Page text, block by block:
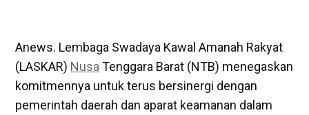
Anews. Lembaga Swadaya Kawal Amanah Rakyat
(LASKAR) NusaTenggara Barat (NTB) menegaskan
komitmennya untuk terus bersinergi dengan
pemerintah daerah dan aparat keamanan dalam